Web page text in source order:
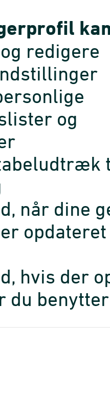
redigere
og
når dine
opdateret
hvis der
du benytter